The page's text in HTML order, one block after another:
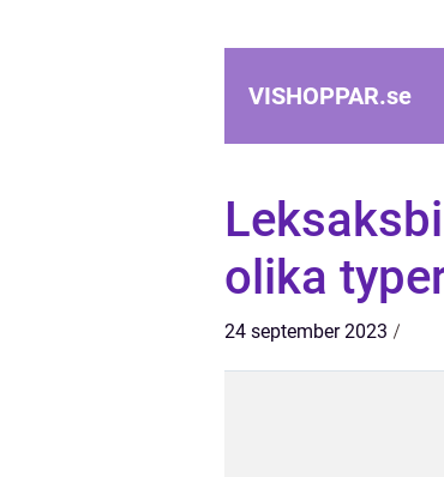
VISHOPPAR.se
olika
24 september 2023